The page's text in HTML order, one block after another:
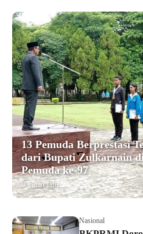
13 Pemuda Berprestasi
dari Bupati Zulkarnain
Pemuda ke-97
9 bulan lalu
Nasional